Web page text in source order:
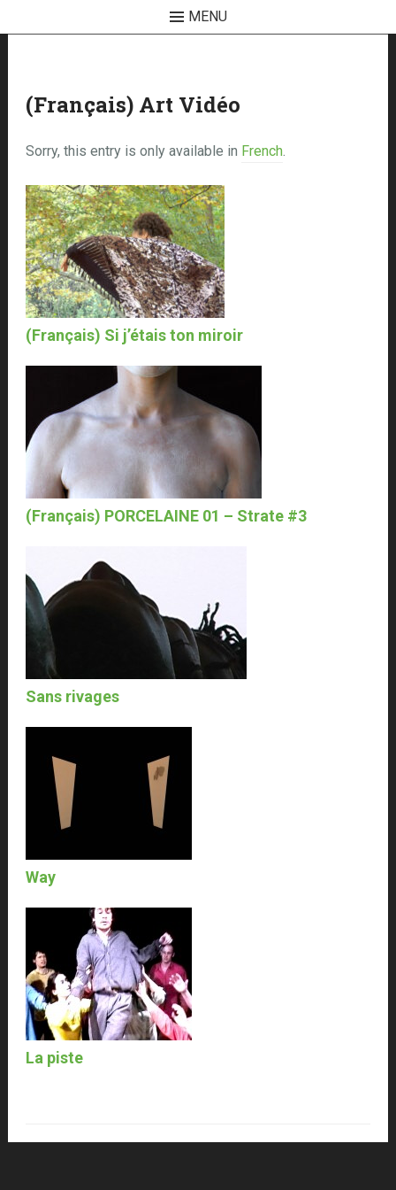
MENU
(Français) Art Vidéo
Sorry, this entry is only available in French.
(Français) Si j’étais ton miroir
(Français) PORCELAINE 01 – Strate #3
Sans rivages
Way
La piste